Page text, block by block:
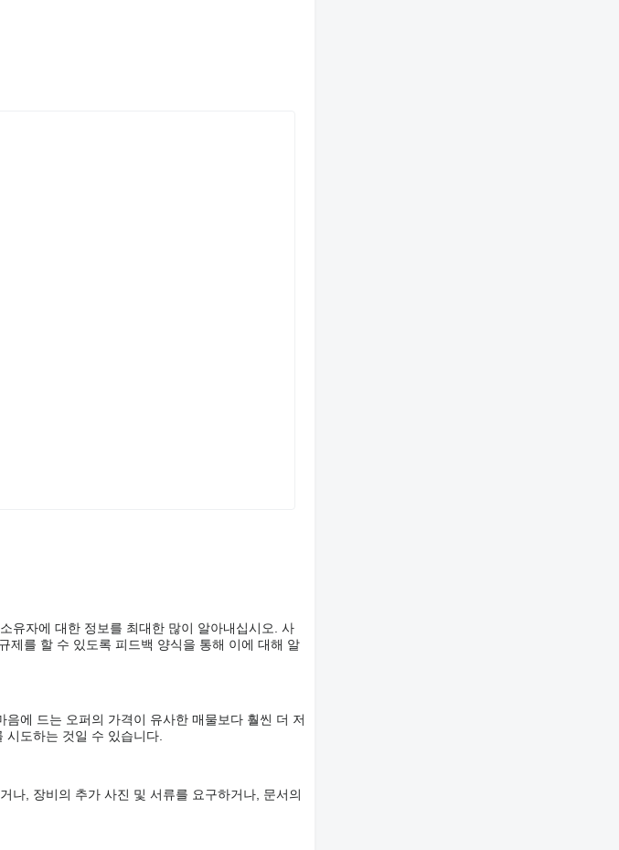
유자에 대한 정보를 최대한 많이 알아내십시오. 사
제를 할 수 있도록 피드백 양식을 통해 이에 대해 알
에 드는 오퍼의 가격이 유사한 매물보다 훨씬 더 저
시도하는 것일 수 있습니다.
나, 장비의 추가 사진 및 서류를 요구하거나, 문서의